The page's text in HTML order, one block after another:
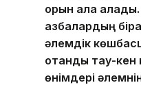
орын ала алады.
қазбалардың
әлемдік
отандық тау-кен
өнімдері